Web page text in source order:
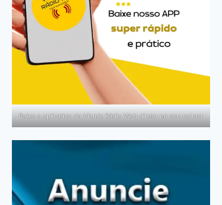
Baixe o aplicativo da Viamix Rádio Web direto no seu celular